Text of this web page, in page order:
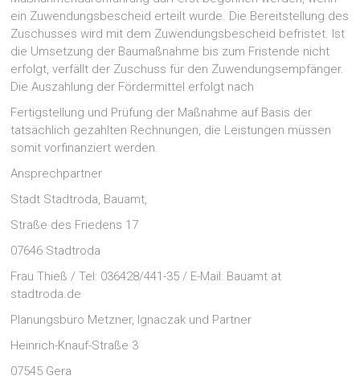
ein Zuwendungsbescheid erteilt wurde. Die Bereitstellung des
Zuschusses wird mit dem Zuwendungsbescheid befristet. Ist
die Umsetzung der Baumaßnahme bis zum Fristende nicht
erfolgt, verfällt der Zuschuss für den Zuwendungsempfänger.
Die Auszahlung der Fördermittel erfolgt nach
Fertigstellung und Prüfung der Maßnahme auf Basis der
tatsächlich gezahlten Rechnungen, die Leistungen müssen
somit vorfinanziert werden.
Ansprechpartner
Stadt Stadtroda, Bauamt,
Straße des Friedens 17
07646 Stadtroda
Frau Thieß / Tel: 036428/441-35 / E-Mail: Bauamt at
stadtroda.de
Planungsbüro Metzner, Ignaczak und Partner
Heinrich-Knauf-Straße 3
07545 Gera